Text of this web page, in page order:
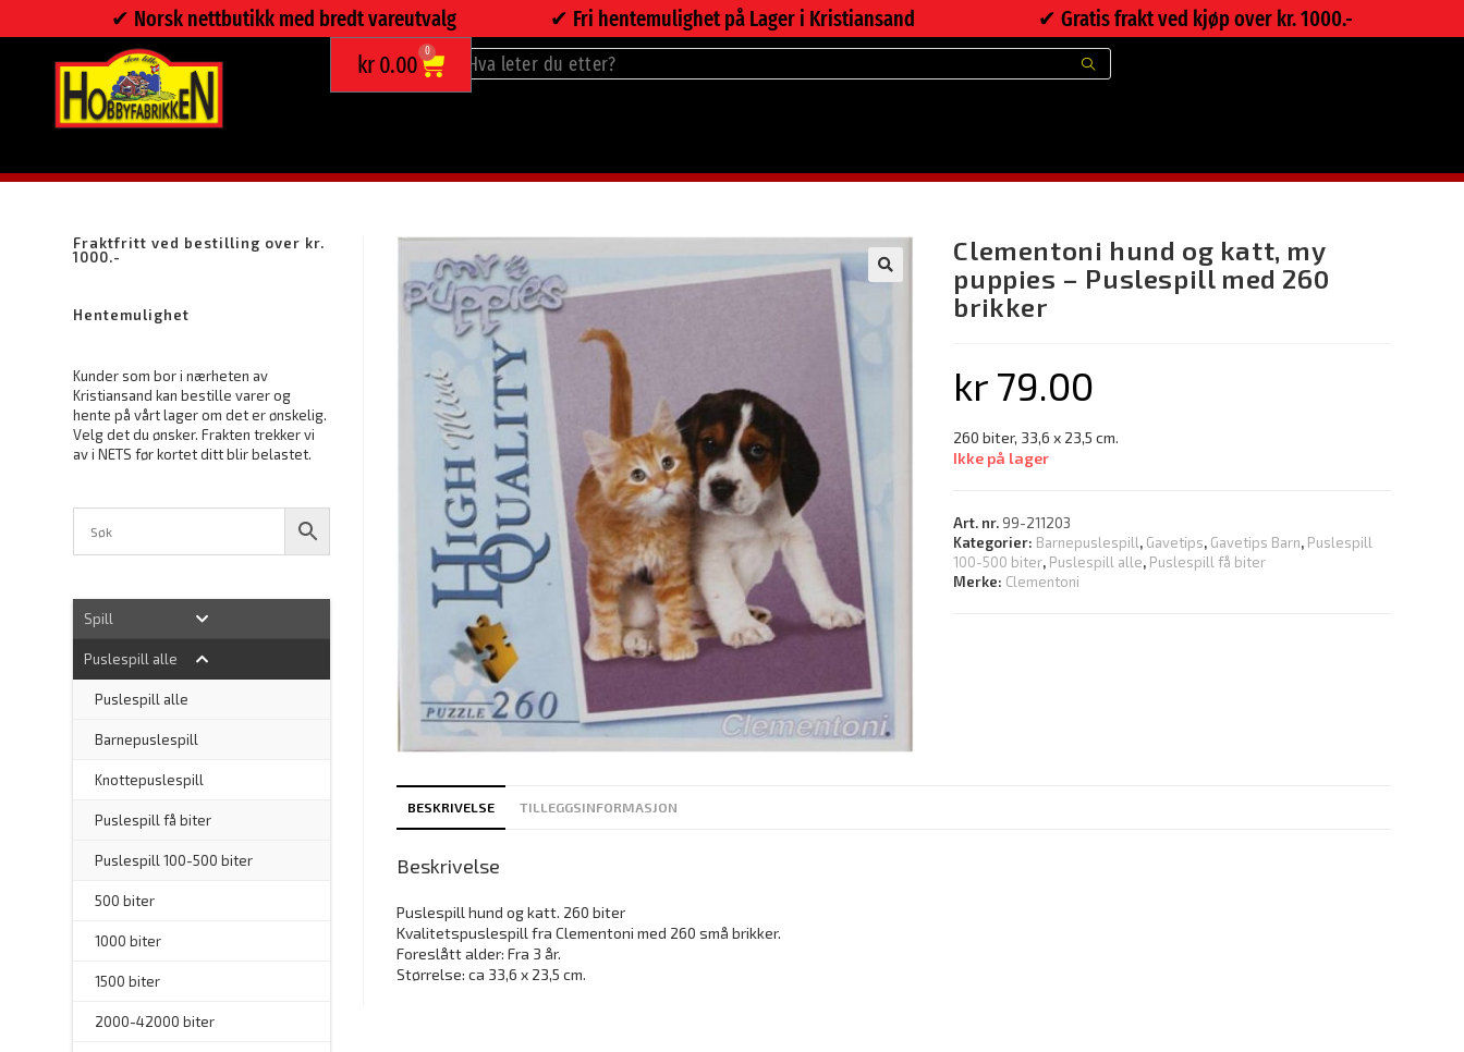
✔︎ Norsk nettbutikk med bredt vareutvalg ✔︎ Fri hentemulighet på Lager i Kristiansand ✔︎ Gratis frakt ved kjøp over kr. 1000.-
kr0.00 0
Clementoni hund og katt, my
puppies – Puslespill med 260
brikker
kr 79.00
260 biter, 33,6 x 23,5 cm.
Ikke på lager
Art. nr. 99-211203
Kategorier: Barnepuslespill, Gavetips, Gavetips Barn, Puslespill
100-500 biter, Puslespill alle, Puslespill få biter
Merke: Clementoni
BESKRIVELSE TILLEGGSINFORMASJON
Beskrivelse
Puslespill hund og katt. 260 biter
Kvalitetspuslespill fra Clementoni med 260 små brikker.
Foreslått alder: Fra 3 år.
Størrelse: ca 33,6 x 23,5 cm.
Fraktfritt ved bestilling over kr.
1000.-
Hentemulighet
Kunder som bor i nærheten av
Kristiansand kan bestille varer og
hente på vårt lager om det er ønskelig.
Velg det du ønsker. Frakten trekker vi
av i NETS før kortet ditt blir belastet.
Spill
Puslespill alle
Puslespill alle
Barnepuslespill
Knottepuslespill
Puslespill få biter
Puslespill 100-500 biter
500 biter
1000 biter
1500 biter
2000-42000 biter